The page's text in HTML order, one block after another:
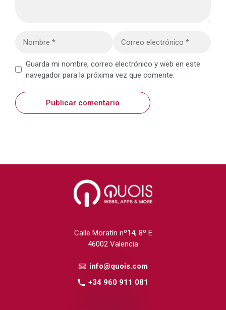
electrónico
WebGuarda mi nombre, correo electrónico y web en este
navegador para la próxima vez que comente.
Calle Moratín nº14, 8º E
46002 Valencia
info@quois.com
+34 960 911 081